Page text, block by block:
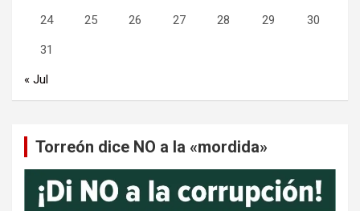
24 25 26 27 28 29 30
31
« Jul
Torreón dice NO a la «mordida»